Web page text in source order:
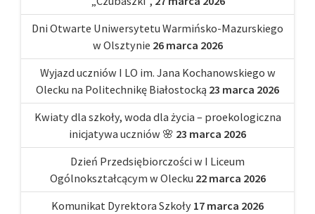
Dni Otwarte Uniwersytetu Warmińsko-Mazurskiego
w Olsztynie 26 marca 2026
Wyjazd uczniów I LO im. Jana Kochanowskiego w
Olecku na Politechnikę Białostocką 23 marca 2026
Kwiaty dla szkoły, woda dla życia – proekologiczna
inicjatywa uczniów 🌸 23 marca 2026
Dzień Przedsiębiorczości w I Liceum
Ogólnokształcącym w Olecku 22 marca 2026
Komunikat Dyrektora Szkoły 17 marca 2026